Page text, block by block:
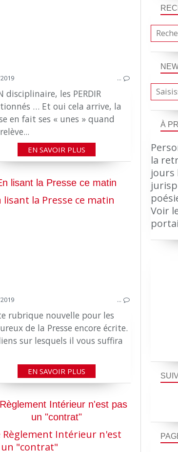
…
disciplinaire, les PERDIR
… Et oui cela arrive, la
en fait ses « unes » quand
EN SAVOIR PLUS
lisant la Presse ce matin
…
rubrique nouvelle pour les
de la Presse encore écrite.
sur lesquels il vous suffira
EN SAVOIR PLUS
Intérieur n'est pas
un "contrat"
À
la
jours
Voir